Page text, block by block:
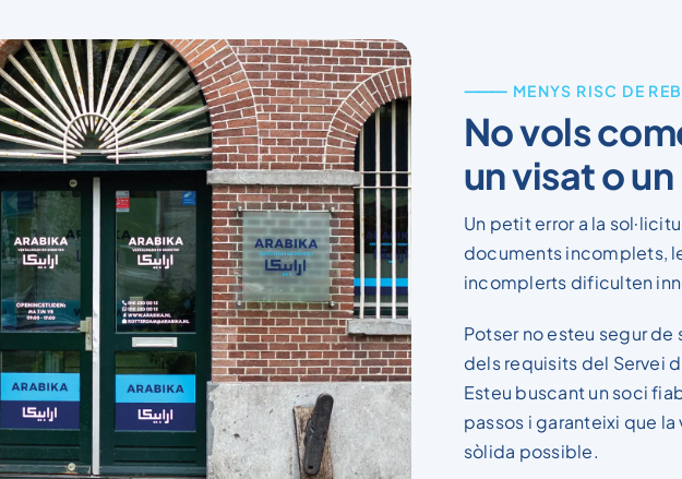
⸻ MENYS RISC DE
No vols
un visat o
Un petit error a la
documents incomplets,
incomplerts dificulten
Potser no esteu segur de
dels requisits del Servei
Esteu buscant un soci
passos i garanteixi que
sòlida possible.